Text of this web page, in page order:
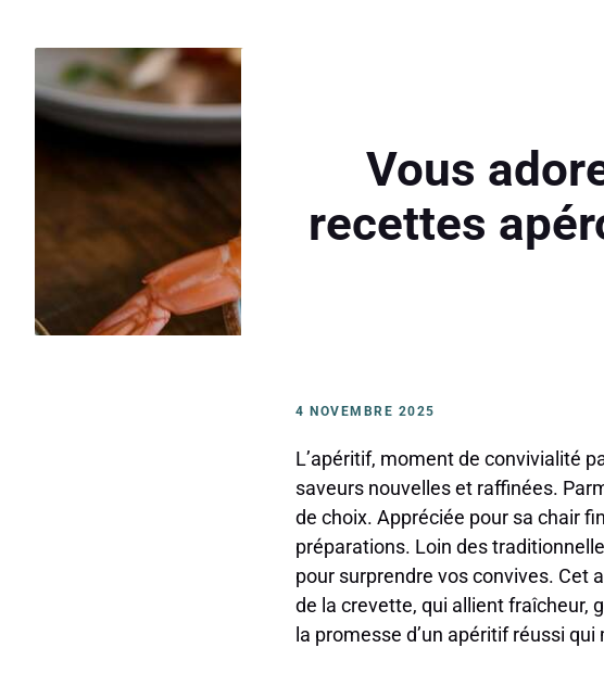
Vous
recettes
4 NOVEMBRE 2025
L’apéritif, moment de convivialité
saveurs nouvelles et raffinées.
de choix. Appréciée pour sa chair
préparations. Loin des
pour surprendre vos convives. Cet
de la crevette, qui allient fraîcheur,
la promesse d’un apéritif réussi